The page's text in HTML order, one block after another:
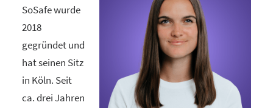
SoSafe wurde
2018
gegründet und
hat seinen Sitz
in Köln. Seit
ca. drei Jahren